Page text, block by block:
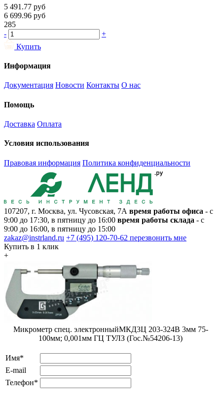
5 491.77 руб
6 699.96 руб
285
-
+
Купить
Информация
Документация Новости Контакты О нас
Помощь
Доставка Оплата
Условия использования
Правовая информация Политика конфиденциальности
107207, г. Москва, ул. Чусовская, 7А время работы офиса - с
9:00 до 17:30, в пятницу до 16:00 время работы склада - с
9:00 до 16:00, в пятницу до 15:00
zakaz@instrland.ru +7 (495) 120-70-62 перезвонить мне
Купить в 1 клик
+
Микрометр спец. электронныйМКД3Ц 203-324В 3мм 75-
100мм; 0,001мм ГЦ ТУЛЗ (Гос.№54206-13)
Имя*
E-mail
Телефон*